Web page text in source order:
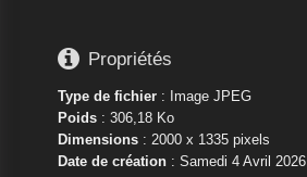
 Propriétés
Type de fichier: Image JPEG
Poids: 306,18 Ko
Dimensions: 2000 x 1335 pixels
Date de création: Samedi 4 Avril 2026